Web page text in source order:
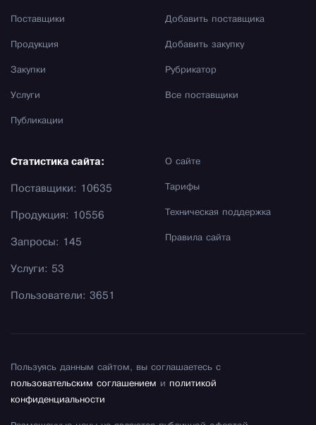
Поставщики
Продукция
Закупки
Услуги
Публикации
Добавить поставщика
Добавить закупку
Рубрикатор
Все поставщики
О сайте
Тарифы
Техническая поддержка
Правила сайта
Статистика сайта:
Поставщики: 10635
Продукция: 10556
Запросы: 145
Услуги: 53
Пользователи: 3651
Пользуясь данным сайтом, вы соглашаетесь с
пользовательским соглашением и политикой
конфиденциальности